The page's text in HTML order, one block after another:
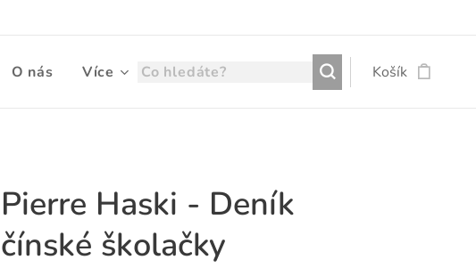
O nás Více Košík
Pierre Haski - Deník
čínské školačky